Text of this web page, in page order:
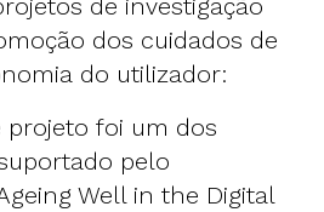
de investigação
dos cuidados de
do utilizador:
projeto foi um dos
pelo
Well in the Digital